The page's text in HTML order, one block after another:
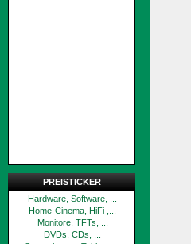
PREISTICKER
Hardware, Software, ...
Home-Cinema, HiFi ,...
Monitore, TFTs, ...
DVDs, CDs, ...